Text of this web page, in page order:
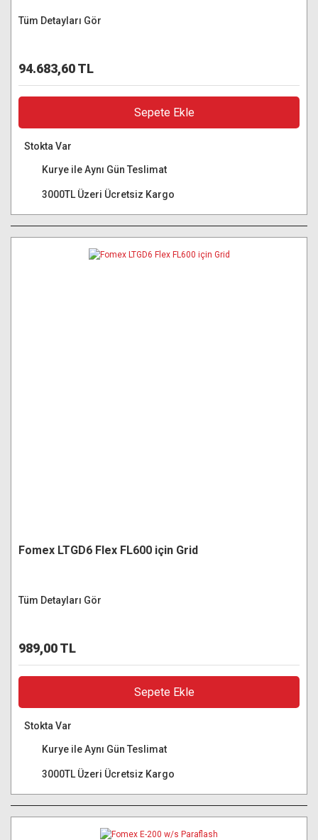
Tüm Detayları Gör
94.683,60 TL
Sepete Ekle
Stokta Var
Kurye ile Aynı Gün Teslimat
3000TL Üzeri Ücretsiz Kargo
Fomex LTGD6 Flex FL600 için Grid
Tüm Detayları Gör
989,00 TL
Sepete Ekle
Stokta Var
Kurye ile Aynı Gün Teslimat
3000TL Üzeri Ücretsiz Kargo